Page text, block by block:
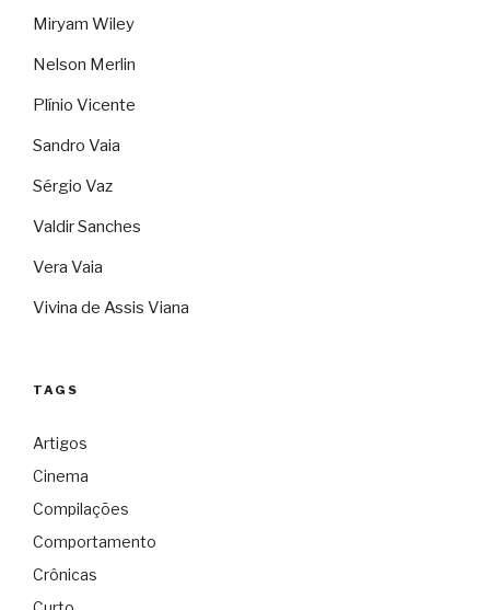
Miryam Wiley
Nelson Merlin
Plínio Vicente
Sandro Vaia
Sérgio Vaz
Valdir Sanches
Vera Vaia
Vivina de Assis Viana
TAGS
Artigos
Cinema
Compilações
Comportamento
Crônicas